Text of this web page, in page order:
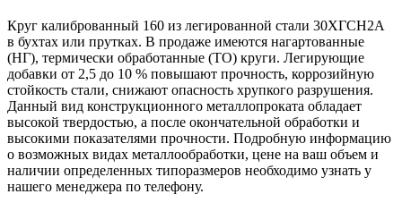
Круг калиброванный 160 из легированной стали 30ХГСН2А
в бухтах или прутках. В продаже имеются нагартованные
(НГ), термически обработанные (ТО) круги. Легирующие
добавки от 2,5 до 10 % повышают прочность, коррозийную
стойкость стали, снижают опасность хрупкого разрушения.
Данный вид конструкционного металлопроката обладает
высокой твердостью, а после окончательной обработки и
высокими показателями прочности. Подробную информацию
о возможных видах металлообработки, цене на ваш объем и
наличии определенных типоразмеров необходимо узнать у
нашего менеджера по телефону.